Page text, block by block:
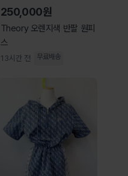
250,000원
Theory 오렌지색 반팔 원피
스
13시간 전 무료배송